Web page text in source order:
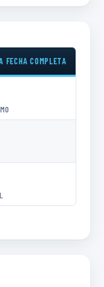
FECHA COMPLETA